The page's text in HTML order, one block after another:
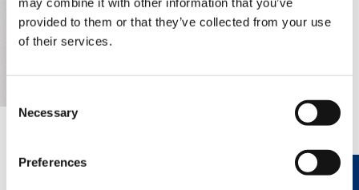
provided to them or that they’ve collected from your use
of their services.
Selection
Necessary
Preferences